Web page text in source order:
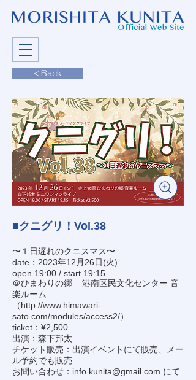
< Back
■クニグリ！Vol.38
〜１日遅れのクニスマス〜
date：2023年12月26日(火)
open 19:00 / start 19:15
＠ひまわりの郷 – 港南区民文化センター 音
楽ルーム
（http://www.himawari-
sato.com/modules/access2/）
ticket：¥2,500
出演：森下邦太
チケット販売：出演イベントにて販売、メー
ル予約でも販売
お問い合わせ： info.kunita@gmail.com にて